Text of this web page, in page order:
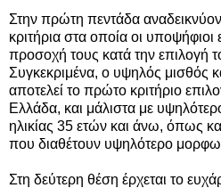
Στην πρώτη πεντάδα
κριτήρια στα οποία οι υποψήφιοι
προσοχή τους κατά την επιλογή
Συγκεκριμένα, ο υψηλός μισθός
αποτελεί το πρώτο κριτήριο
Ελλάδα, και μάλιστα με
ηλικίας 35 ετών και άνω, όπως
που διαθέτουν υψηλότερο
Στη δεύτερη θέση έρχεται το